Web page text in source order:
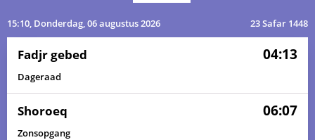
15:10, Donderdag, 06 augustus 2026 23 Safar 1448
Fadjr gebed 04:13
Dageraad
Shoroeq 06:07
Zonsopgang